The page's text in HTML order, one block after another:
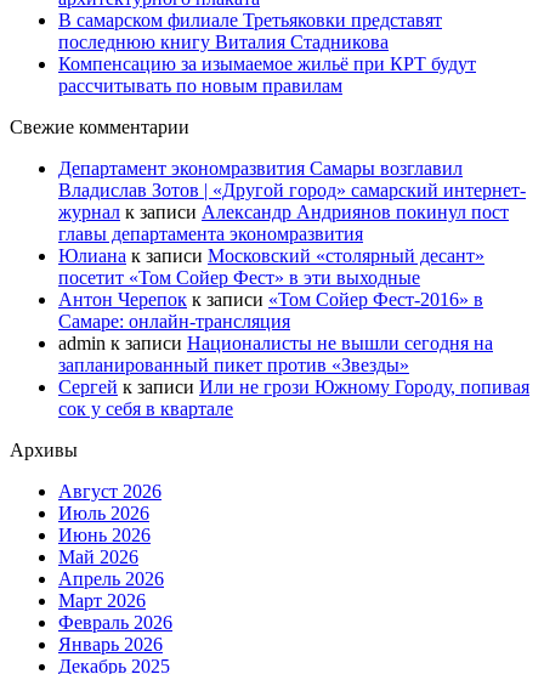
В самарском филиале Третьяковки представят
последнюю книгу Виталия Стадникова
Компенсацию за изымаемое жильё при КРТ будут
рассчитывать по новым правилам
Свежие комментарии
Департамент экономразвития Самары возглавил
Владислав Зотов | «Другой город» самарский интернет-
журнал к записи Александр Андриянов покинул пост
главы департамента экономразвития
Юлиана к записи Московский «столярный десант»
посетит «Том Сойер Фест» в эти выходные
Антон Черепок к записи «Том Сойер Фест-2016» в
Самаре: онлайн-трансляция
admin к записи Националисты не вышли сегодня на
запланированный пикет против «Звезды»
Сергей к записи Или не грози Южному Городу, попивая
сок у себя в квартале
Архивы
Август 2026
Июль 2026
Июнь 2026
Май 2026
Апрель 2026
Март 2026
Февраль 2026
Январь 2026
Декабрь 2025